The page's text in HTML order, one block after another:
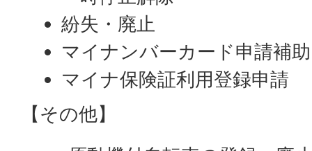
紛失・廃止
マイナンバーカード申請補
マイナ保険証利用登録申請
【その他】